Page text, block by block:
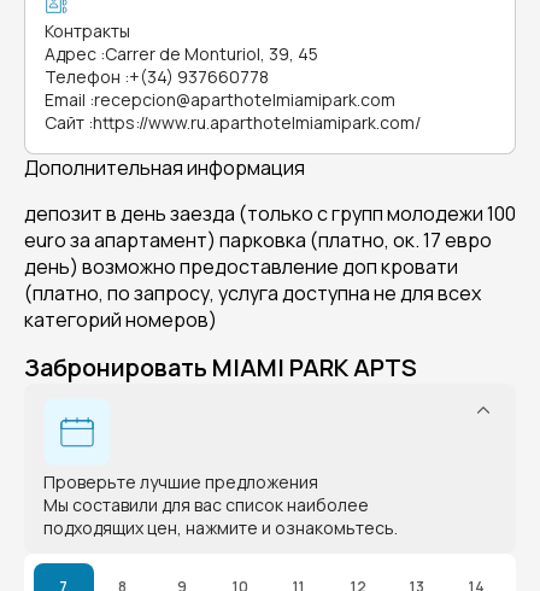
Контракты
Адрес :Carrer de Monturiol, 39, 45
Телефон :+(34) 937660778
Email :recepcion@aparthotelmiamipark.com
Сайт :https://www.ru.aparthotelmiamipark.com/
Дополнительная информация
депозит в день заезда (только с групп молодежи 100
euro за апартамент) парковка (платно, ок. 17 евро
день) возможно предоставление доп кровати
(платно, по запросу, услуга доступна не для всех
категорий номеров)
Забронировать MIAMI PARK APTS
Проверьте лучшие предложения
Мы составили для вас список наиболее
подходящих цен, нажмите и ознакомьтесь.
7 8 9 10 11 12 13 14